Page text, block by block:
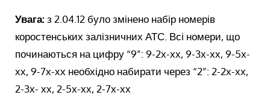
Увага: з 2.04.12 було змінено набір номерів
коростенських залізничних АТС. Всі номери, що
починаються на цифру “9”: 9-2х-хх, 9-3х-хх, 9-5х-
хх, 9-7х-хх необхідно набирати через “2”: 2-2х-хх,
2-3х- хх, 2-5х-хх, 2-7х-хх